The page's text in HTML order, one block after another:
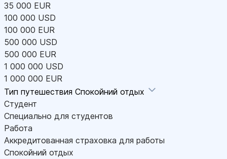
35 000 EUR
100 000 USD
100 000 EUR
500 000 USD
500 000 EUR
1 000 000 USD
1 000 000 EUR
Тип путешествия Спокойний отдых
Студент
Специально для студентов
Работа
Аккредитованная страховка для работы
Спокойний отдых